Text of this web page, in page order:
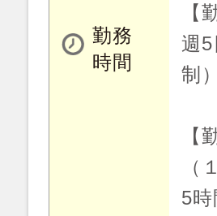
勤務
時間
【
週
制）
【
（
5時